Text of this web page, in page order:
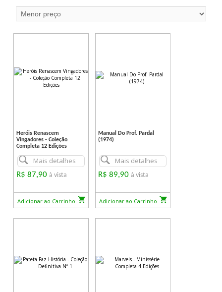
Heróis Renascem
Vingadores - Coleção
Completa 12 Edições
Mais detalhes
R$ 87,90à vista
Adicionar ao Carrinho
Manual Do Prof. Pardal
(1974)
Mais detalhes
R$ 89,90à vista
Adicionar ao Carrinho